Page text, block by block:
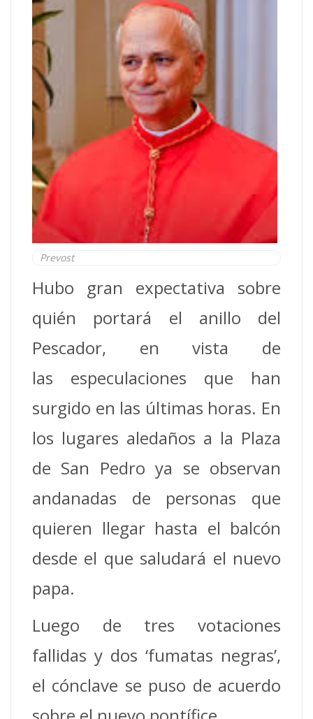
Prevost
Hubo gran expectativa sobre
quién portará el anillo del
Pescador, en vista de
las especulaciones que han
surgido en las últimas horas. En
los lugares aledaños a la Plaza
de San Pedro ya se observan
andanadas de personas que
quieren llegar hasta el balcón
desde el que saludará el nuevo
papa.
Luego de tres votaciones
fallidas y dos ‘fumatas negras’,
el cónclave se puso de acuerdo